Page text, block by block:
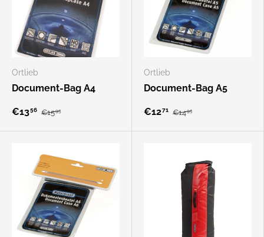
Ortlieb
Document-Bag A4
€1356 €1595
Ortlieb
Document-Bag A5
€1271 €1495